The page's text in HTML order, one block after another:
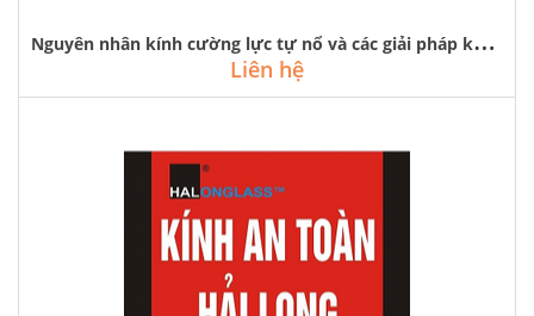
N
guyên nhân kính cường lực tự nổ và các giải pháp khắc phục
Liên hệ